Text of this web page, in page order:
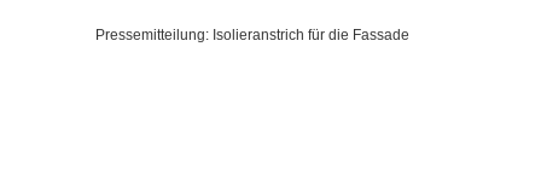
Pressemitteilung: Isolieranstrich für die Fassade